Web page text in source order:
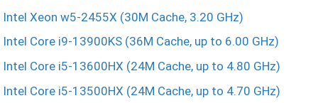
Intel Xeon w5-2455X (30M Cache, 3.20 GHz)
Intel Core i9-13900KS (36M Cache, up to 6.00 GHz)
Intel Core i5-13600HX (24M Cache, up to 4.80 GHz)
Intel Core i5-13500HX (24M Cache, up to 4.70 GHz)